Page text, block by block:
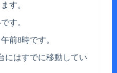
す。
す。
前8時です。
にはすでに移動してい